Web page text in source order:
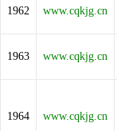
1962 www.cqkjg.cn
1963 www.cqkjg.cn
1964 www.cqkjg.cn